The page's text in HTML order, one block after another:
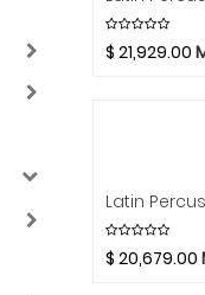
$ 21,929.00
$ 20,679.00